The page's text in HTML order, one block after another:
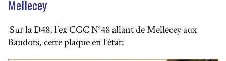
Mellecey
Sur la D48, l’ex CGC N°48 allant de Mellecey aux
Baudots, cette plaque en l’état: